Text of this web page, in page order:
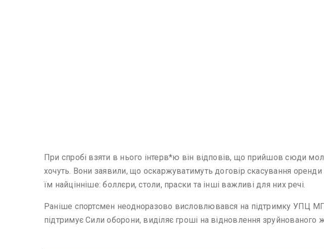
При спробі взяти в нього інтерв*ю він відповів, що прийшов сюди
хочуть. Вони заявили, що оскаржуватимуть договір скасування
їм найцінніше: боллєри, столи, праски та інші важливі для них речі.
Раніше спортсмен неодноразово висловлювався на підтримку УПЦ
підтримує Сили оборони, виділяє гроші на відновлення зруйнованого